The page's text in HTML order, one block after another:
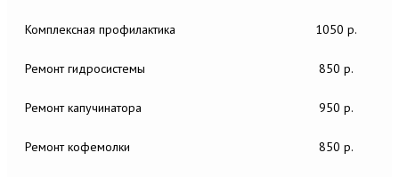
Комплексная профилактика 1050 р.
Ремонт гидросистемы 850 р.
Ремонт капучинатора 950 р.
Ремонт кофемолки 850 р.